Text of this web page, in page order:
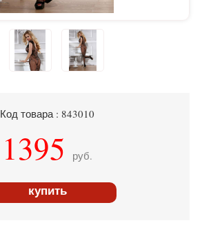
Код товара : 843010
1395 руб.
купить